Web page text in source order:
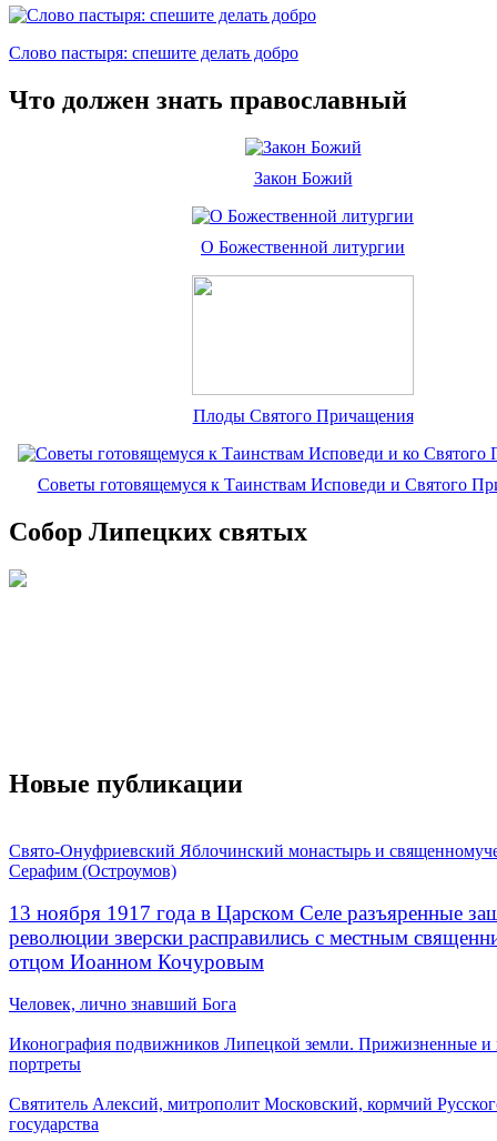
Слово пастыря: спешите делать добро
Что должен знать православный
Закон Божий
О Божественной литургии
Плоды Святого Причащения
Советы готовящемуся к Таинствам Исповеди и Святого
Собор Липецких святых
Новые публикации
Свято-Онуфриевский Яблочинский монастырь и
Серафим (Остроумов)
13 ноября 1917 года в Царском Селе разъяренные
революции зверски расправились с местным
отцом Иоанном Кочуровым
Человек, лично знавший Бога
Иконография подвижников Липецкой земли. Прижизненные и
портреты
Святитель Алексий, митрополит Московский, кормчий
государства